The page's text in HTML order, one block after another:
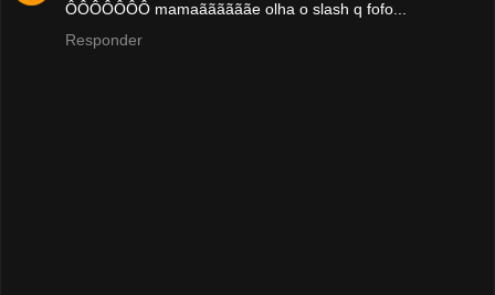
ÔÔÔÔÔÔÔ mamaããããããe olha o slash q fofo...
Responder